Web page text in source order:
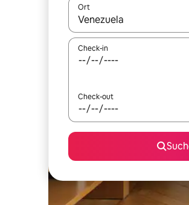
Ort
Wenn Ergebnisse
Check-in
Check-out